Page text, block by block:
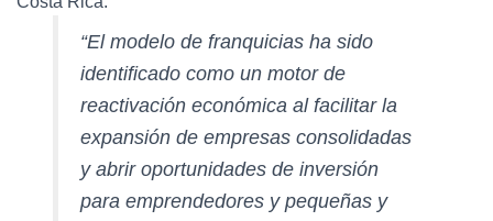
“El modelo de franquicias ha sido
identificado como un motor de
reactivación económica al facilitar la
expansión de empresas consolidadas
y abrir oportunidades de inversión
para emprendedores y pequeñas y